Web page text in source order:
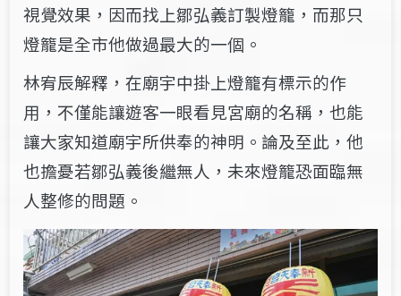
視覺效果，因而找上鄒弘義訂製燈籠，而那只
燈籠是全市他做過最大的一個。
林宥辰解釋，在廟宇中掛上燈籠有標示的作
用，不僅能讓遊客一眼看見宮廟的名稱，也能
讓大家知道廟宇所供奉的神明。論及至此，他
也擔憂若鄒弘義後繼無人，未來燈籠恐面臨無
人整修的問題。